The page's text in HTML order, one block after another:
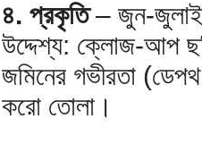
৪. প্রকৃতি– জুন-জুলাই
উদ্দেশ্য: ক্লোজ-আপ
জমিনের গভীরতা
করো তোলা।